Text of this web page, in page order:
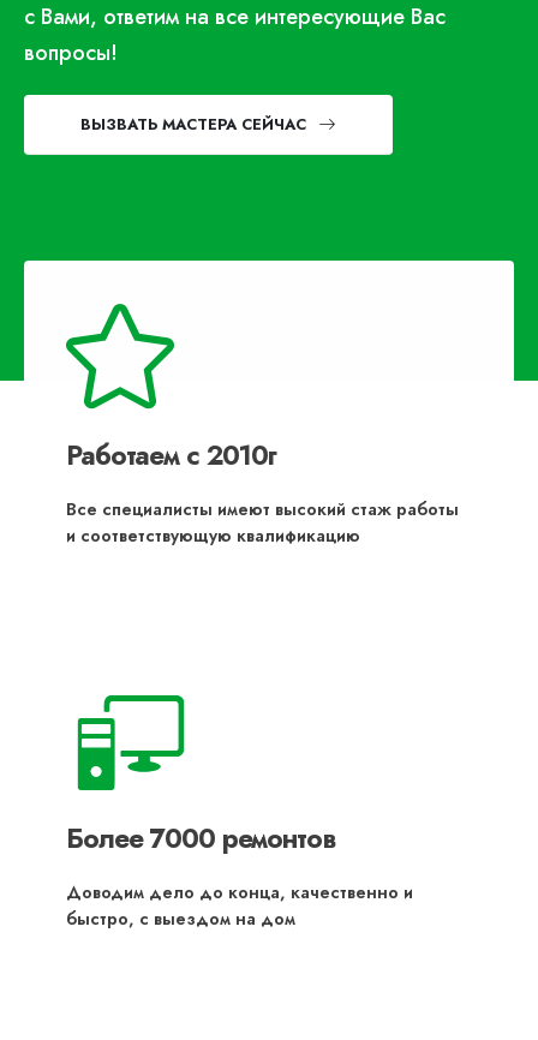
с Вами, ответим на все интересующие Вас
вопросы!
ВЫЗВАТЬ МАСТЕРА СЕЙЧАС
Работаем с 2010г
Все специалисты имеют высокий стаж работы
и соответствующую квалификацию
Более 7000 ремонтов
Доводим дело до конца, качественно и
быстро, с выездом на дом